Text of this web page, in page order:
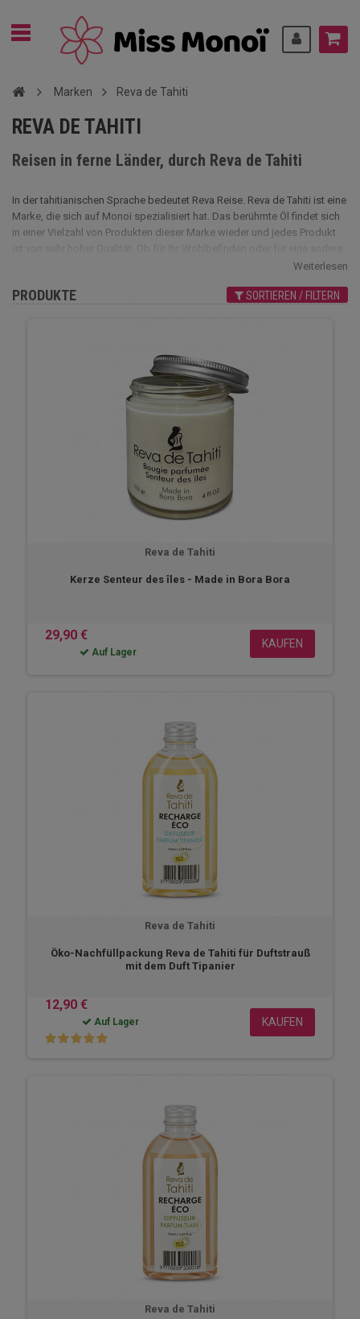
Marken Reva de Tahiti
REVA DE TAHITI
Reisen in ferne Länder, durch Reva de Tahiti
In der tahitianischen Sprache bedeutet Reva Reise. Reva de Tahiti ist eine
Marke, die sich auf Monoi spezialisiert hat. Das berühmte Öl findet sich
in einer Vielzahl von Produkten dieser Marke wieder und jedes Produkt
Verwendung, diese Marke bietet zahlreiche Lösungen und wir laden Sie
das die Marke gewährt, bleibt einzigartig und fesselnd.
Weiterlesen
PRODUKTE SORTIEREN / FILTERN
Reva de Tahiti
Kerze Senteur des îles - Made in Bora Bora
29,90 €
Auf Lager
KAUFEN
Reva de Tahiti
Öko-Nachfüllpackung Reva de Tahiti für Duftstrauß
mit dem Duft Tipanier
12,90 €
Auf Lager KAUFEN
Reva de Tahiti